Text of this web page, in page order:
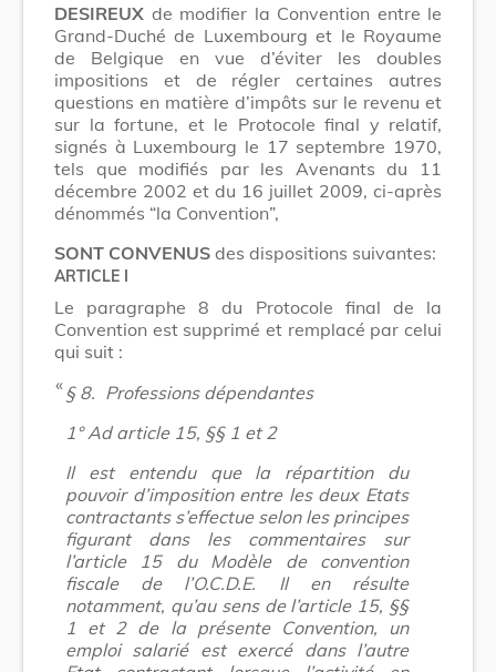
DESIREUX de modifier la Convention entre le
Grand-Duché de Luxembourg et le Royaume
de Belgique en vue d’éviter les doubles
impositions et de régler certaines autres
questions en matière d’impôts sur le revenu et
sur la fortune, et le Protocole final y relatif,
signés à Luxembourg le 17 septembre 1970,
tels que modifiés par les Avenants du 11
décembre 2002 et du 16 juillet 2009, ci-après
dénommés “la Convention”,
SONT CONVENUS des dispositions suivantes:
ARTICLE I
Le paragraphe 8 du Protocole final de la
Convention est supprimé et remplacé par celui
qui suit :
​ « § 8. Professions dépendantes
1° Ad article 15, §§ 1 et 2
Il est entendu que la répartition du
pouvoir d’imposition entre les deux Etats
contractants s’effectue selon les principes
figurant dans les commentaires sur
l’article 15 du Modèle de convention
fiscale de l’O.C.D.E. Il en résulte
notamment, qu’au sens de l’article 15, §§
1 et 2 de la présente Convention,
un
emploi salarié est exercé dans l’autre